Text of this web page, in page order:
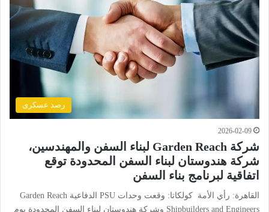
رصد عسكرى
2026-02-09
شركة Garden Reach لبناء السفن والمهندسين،
شركة هندوستان لبناء السفن المحدودة توقع
اتفاقية لبرنامج بناء السفن
القاهرة: رأي الأمة كولكاتا: وقعت وحدات PSU الدفاعية Garden Reach
Shipbuilders and Engineers وشركة هندوستان لبناء السفن المحدودة يوم